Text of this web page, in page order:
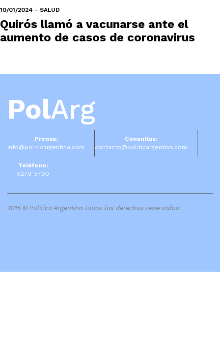
10/01/2024 - SALUD
Quirós llamó a vacunarse ante el
aumento de casos de coronavirus
PolArg
Prensa:
info@politicargentina.com
Consultas:
contacto@politicargentina.com
Teléfono:
5279-5700
2015 © Política Argentina todos los derechos reservados.